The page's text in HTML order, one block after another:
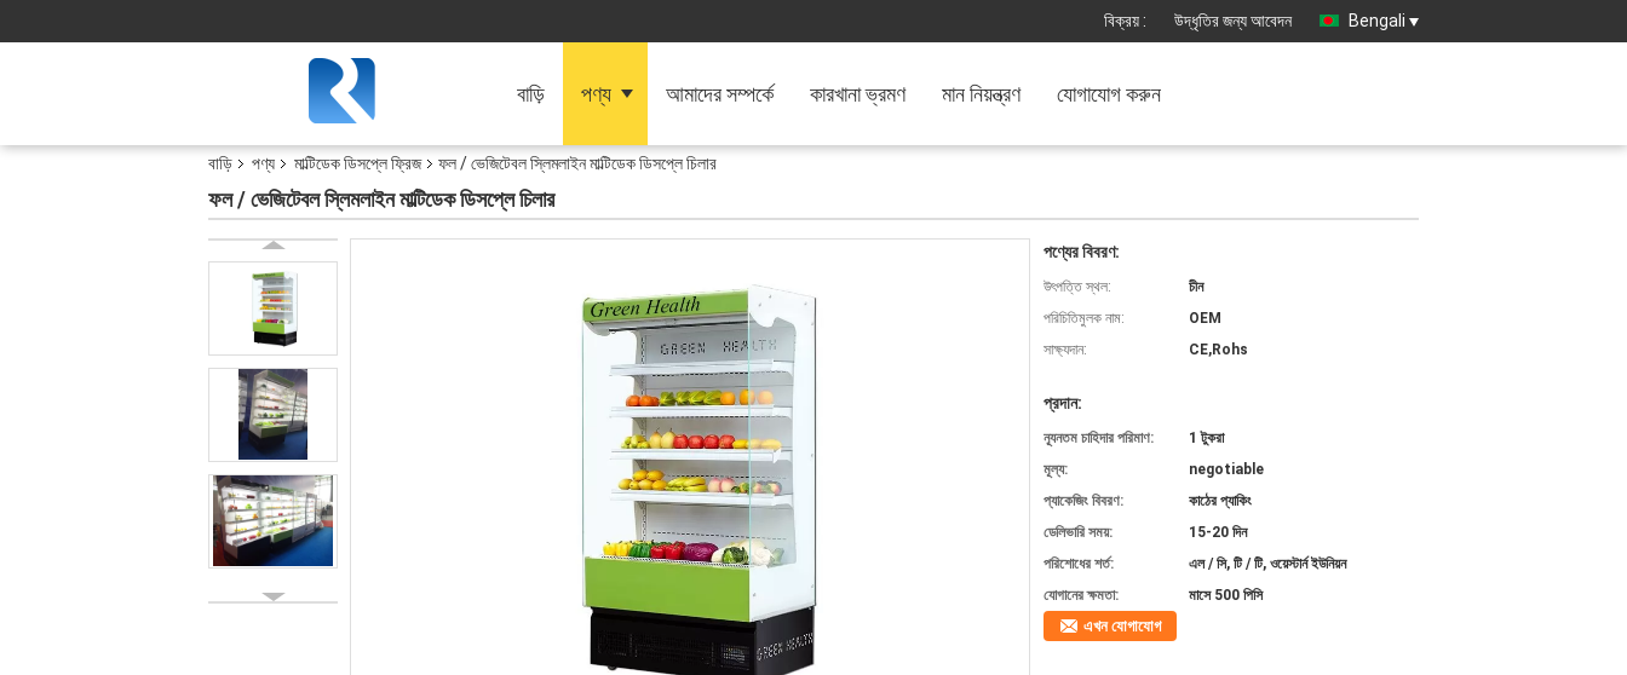
বিক্রয় : উদ্ধৃতির জন্য আবেদন Bengali
বাড়ি পণ্য আমাদের সম্পর্কে কারখানা ভ্রমণ মান নিয়ন্ত্রণ যোগাযোগ করুন
বাড়ি পণ্য মাল্টিডেক ডিসপ্লে ফ্রিজ ফল / ভেজিটেবল স্লিমলাইন মাল্টিডেক ডিসপ্লে চিলার
ফল / ভেজিটেবল স্লিমলাইন মাল্টিডেক ডিসপ্লে চিলার
পণ্যের বিবরণ:
উৎপত্তি স্থল:
চীন
পরিচিতিমুলক নাম:
OEM
সাক্ষ্যদান:
CE,Rohs
প্রদান:
ন্যূনতম চাহিদার পরিমাণ:
1 টুকরা
মূল্য:
negotiable
প্যাকেজিং বিবরণ:
কাঠের প্যাকিং
ডেলিভারি সময়:
15-20 দিন
পরিশোধের শর্ত:
এল / সি, টি / টি, ওয়েস্টার্ন ইউনিয়ন
যোগানের ক্ষমতা:
মাসে 500 পিসি
এখন যোগাযোগ